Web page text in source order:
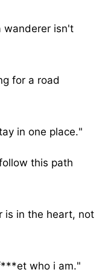
wanderer isn't
for a road
in one place."
this path
is in the heart, not
who i am."